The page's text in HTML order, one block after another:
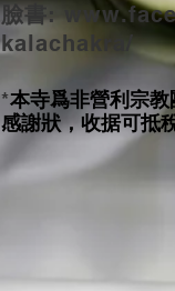
臉書: www.
kalachakra/
*本寺爲非營利宗
感謝狀，收据可抵